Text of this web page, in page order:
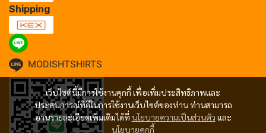
เว็บไซต์นี้มีการใช้งานคุกกี้ เพื่อเพิ่มประสิทธิภาพและ
ประสบการณ์ที่ดีในการใช้งานเว็บไซต์ของท่าน ท่านสามารถ
อ่านรายละเอียดเพิ่มเติมได้ที่ นโยบายความเป็นส่วนตัว และ
นโยบายคุกกี้
Shipping
MODISHTSHIRTS